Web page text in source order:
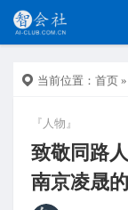
当前位置： 首页 »
『人物』
致敬同路
南京凌晟